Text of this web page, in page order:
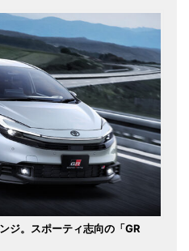
ジ。スポーティ志向の「GR